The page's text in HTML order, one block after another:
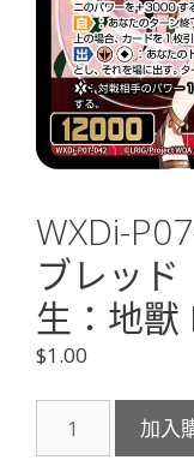
WXDi-
ブレッド
生：地獸
$1.00
P07-
加入